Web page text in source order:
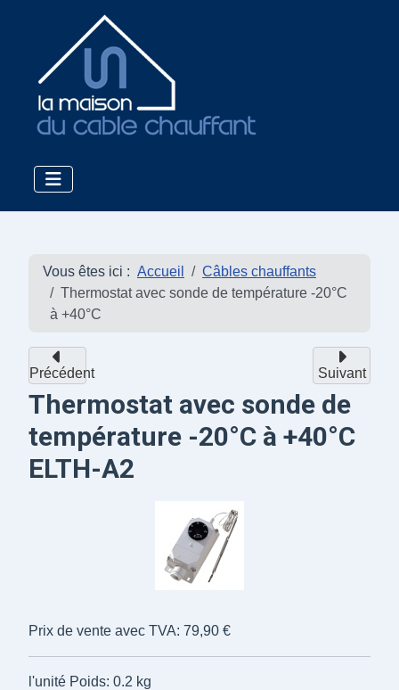
Vous êtes ici : Accueil
Câbles chauffants
Thermostat avec sonde de température -20°C
à +40°C
Précédent Suivant
Thermostat avec sonde de
température -20°C à +40°C
ELTH-A2
Prix de vente avec TVA: 79,90 €
l'unité Poids: 0.2 kg